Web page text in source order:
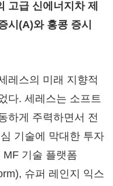
고급 신에너지차 제
시 (A)와 홍콩 증시
레스의 미래 지향적
다. 세레스는 소프트
하게 주력하면서 전
기술에 막대한 투자
기술 플랫폼
슈퍼 레인지 익스